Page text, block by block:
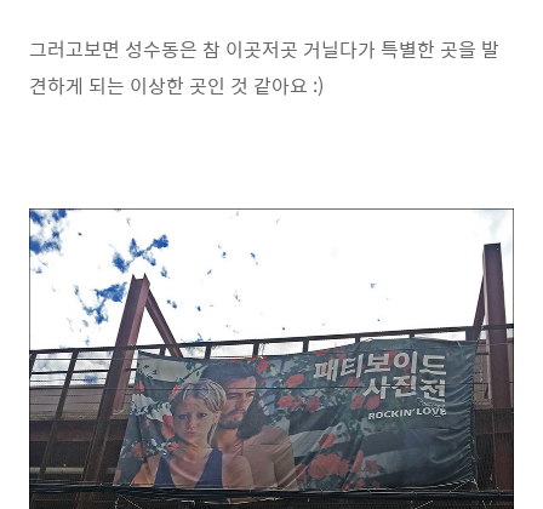
그러고보면 성수동은 참 이곳저곳 거닐다가 특별한 곳을 발
견하게 되는 이상한 곳인 것 같아요 :)